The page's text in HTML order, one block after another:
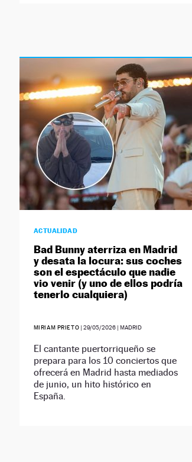
ACTUALIDAD
Bad Bunny aterriza en Madrid
y desata la locura: sus coches
son el espectáculo que nadie
vio venir (y uno de ellos podría
tenerlo cualquiera)
MIRIAM PRIETO |29/05/2026 | MADRID
El cantante puertorriqueño se
prepara para los 10 conciertos que
ofrecerá en Madrid hasta mediados
de junio, un hito histórico en
España.